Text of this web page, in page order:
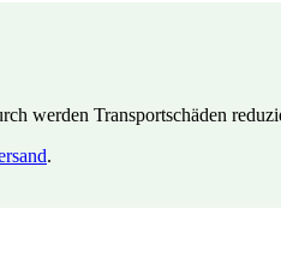
werden Transportschäden
.